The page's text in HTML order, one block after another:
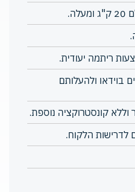
ריתמה יעודית.
בוידאו ולהעלותם
וללא קונסטרוקציה נוספת.
לדרישות הלקוח.